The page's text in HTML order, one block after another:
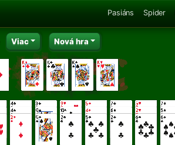
Pasiáns Spider
Viac Nová hra